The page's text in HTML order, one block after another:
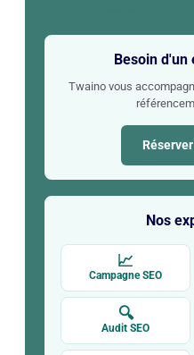
Besoin d'un
Twaino vous
Nos
📈
Campagne SEO
🔍
Audit SEO